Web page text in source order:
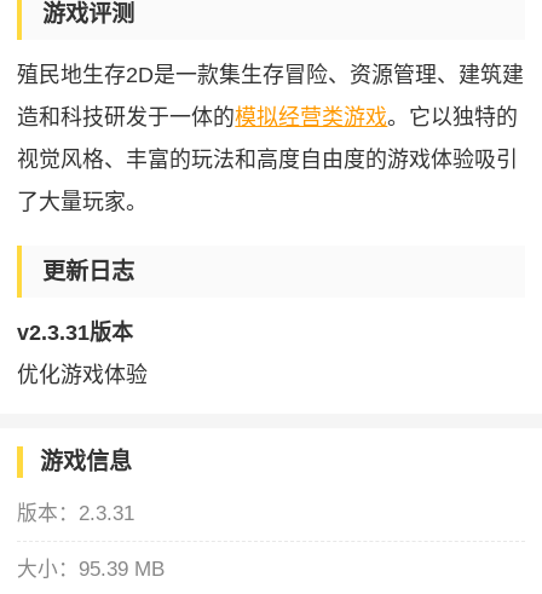
游戏评测
殖民地生存2D是一款集生存冒险、资源管理、建筑建
造和科技研发于一体的模拟经营类游戏。它以独特的
视觉风格、丰富的玩法和高度自由度的游戏体验吸引
了大量玩家。
更新日志
v2.3.31版本
优化游戏体验
游戏信息
版本： 2.3.31
大小： 95.39 MB